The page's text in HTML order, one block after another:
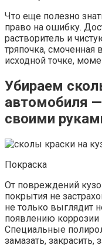
Что еще полезно
право на ошибку.
растворитель и
тряпочка, смоченная
исходной точке,
Убираем
автомобиля
своими
Покраска
От повреждений
покрытия не
не только выглядит
появлению коррозии
Специальные
замазать, закрасить,